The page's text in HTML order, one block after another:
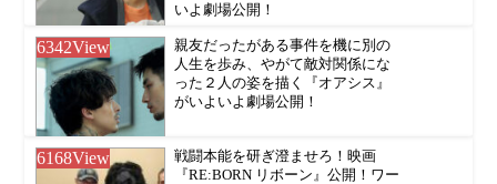
いよ劇場公開！
6342View
親友だったがある事件を機に別の
人生を歩み、やがて敵対関係にな
った２人の姿を描く『オアシス』
がいよいよ劇場公開！
6168View
戦闘本能を研ぎ澄ませろ！映画
『RE:BORN リボーン』公開！ワー